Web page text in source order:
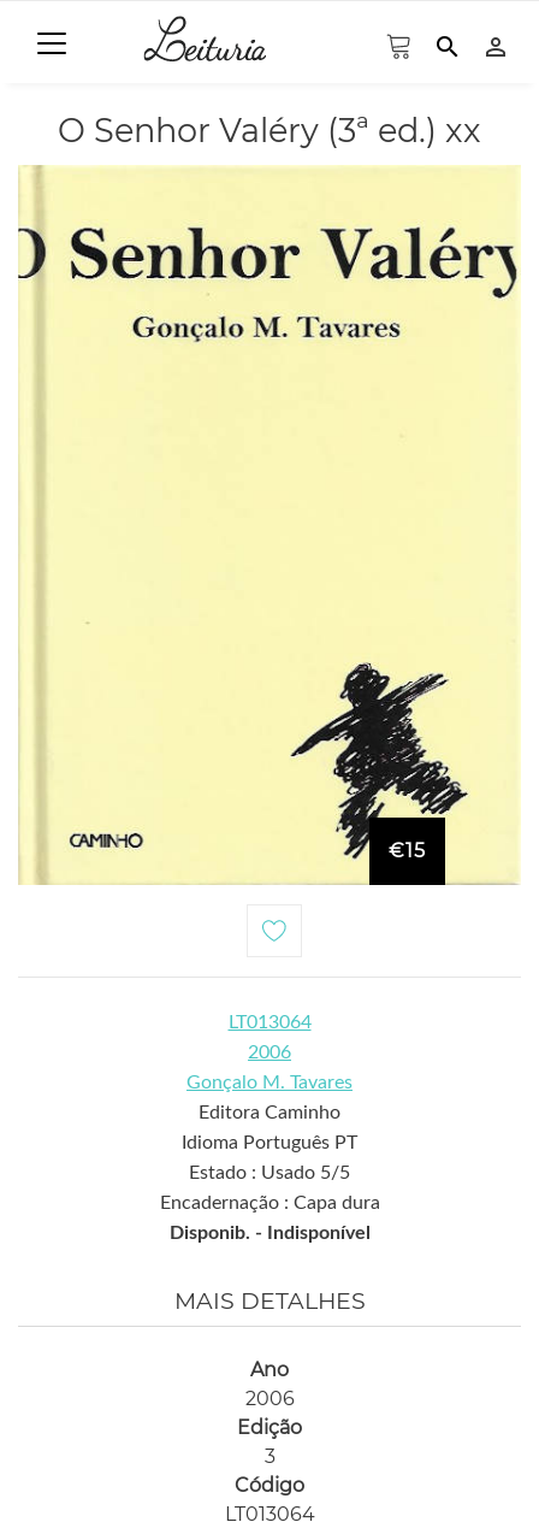
search person_outline
O Senhor Valéry (3ª ed.) xx
€15
LT013064
2006
Gonçalo M. Tavares
Editora Caminho
Idioma Português PT
Estado : Usado 5/5
Encadernação : Capa dura
Disponib. -
Indisponível
MAIS DETALHES
Ano
2006
Edição
3
Código
LT013064